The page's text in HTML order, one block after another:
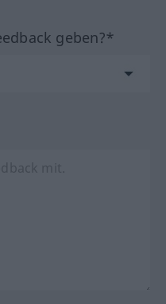
geben?*